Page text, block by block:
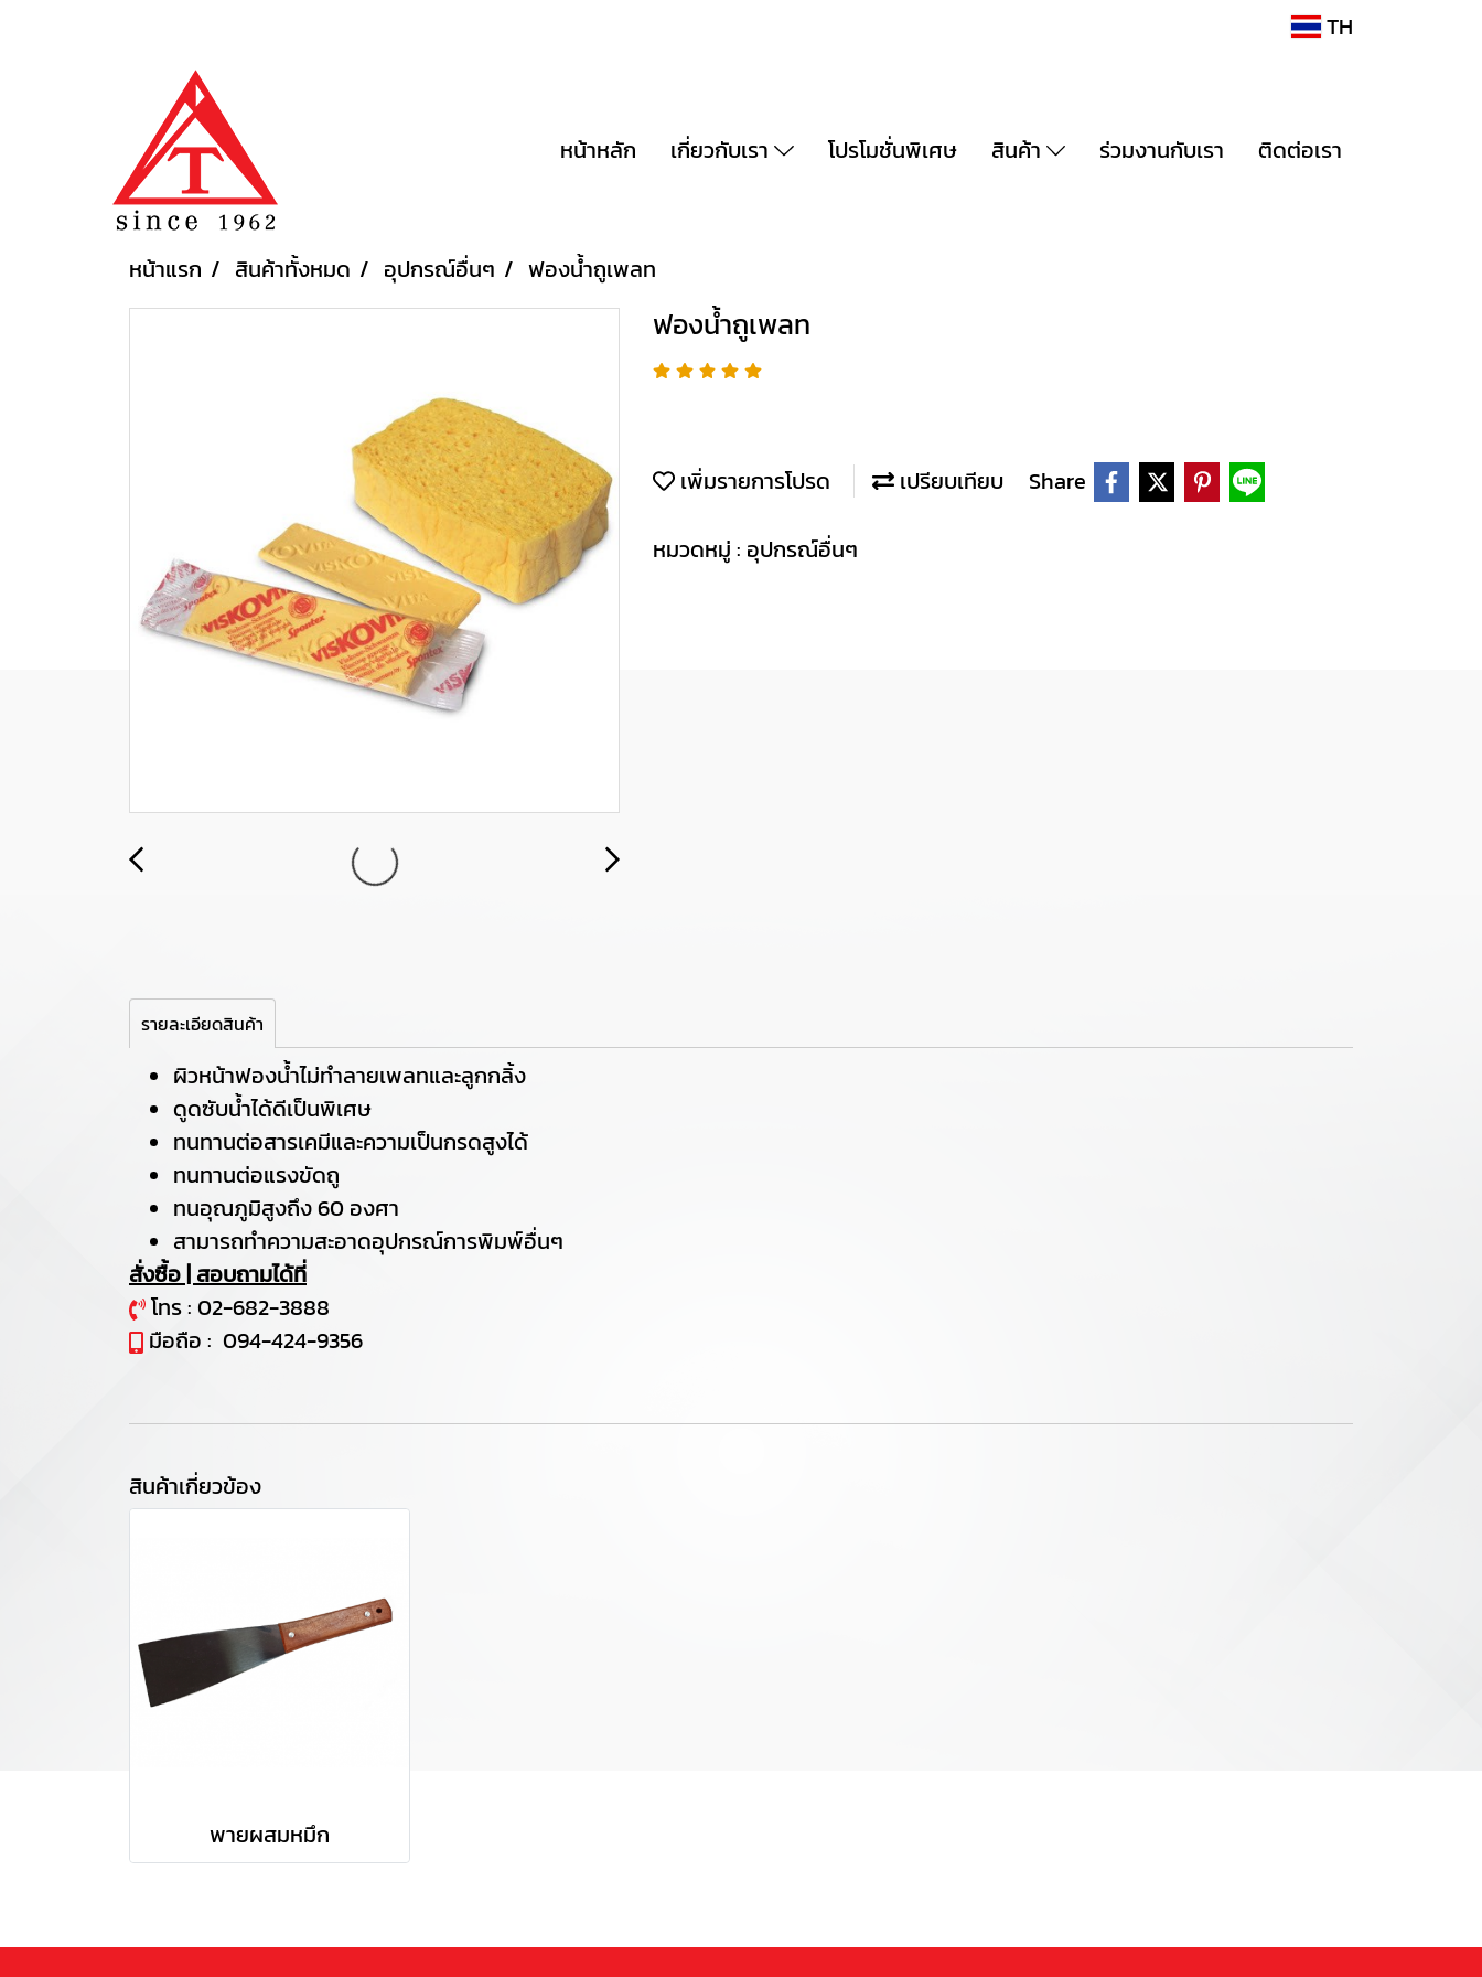
TH
หน้าหลัก เกี่ยวกับเรา โปรโมชั่นพิเศษ สินค้า ร่วมงานกับเรา ติดต่อเรา
หน้าแรก สินค้าทั้งหมด อุปกรณ์อื่นๆ ฟองน้ำถูเพลท
ฟองน้ำถูเพลท
เพิ่มรายการโปรด เปรียบเทียบ Share
หมวดหมู่ : อุปกรณ์อื่นๆ
รายละเอียดสินค้า
ผิวหน้าฟองน้ำไม่ทำลายเพลทและลูกกลิ้ง
ดูดซับน้ำได้ดีเป็นพิเศษ
ทนทานต่อสารเคมีและความเป็นกรดสูงได้
ทนทานต่อแรงขัดถู
ทนอุณภูมิสูงถึง 60 องศา
สามารถทำความสะอาดอุปกรณ์การพิมพ์อื่นๆ
สั่งซื้อ | สอบถามได้ที่
โทร : 02-682-3888
มือถือ : 094-424-9356
สินค้าเกี่ยวข้อง
พายผสมหมึก